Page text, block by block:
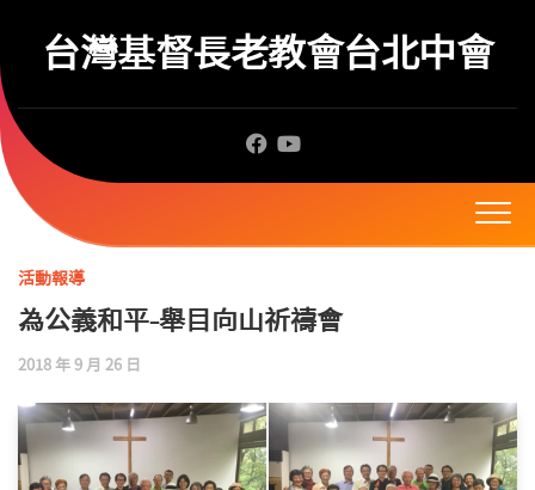
content台灣基督長老教會台北中會
活動報導
為公義和平-舉目向山祈禱會
2018 年 9 月 26 日